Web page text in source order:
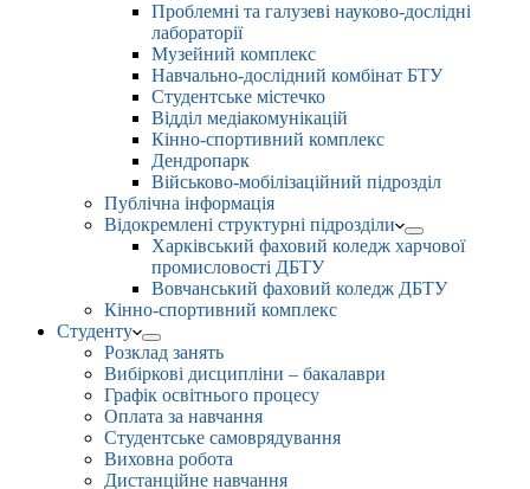
Проблемні та галузеві науково-дослідні
лабораторії
Музейний комплекс
Навчально-дослідний комбінат БТУ
Студентське містечко
Відділ медіакомунікацій
Кінно-спортивний комплекс
Дендропарк
Військово-мобілізаційний підрозділ
Публічна інформація
Відокремлені структурні підрозділи
Харківський фаховий коледж харчової
промисловості ДБТУ
Вовчанський фаховий коледж ДБТУ
Кінно-спортивний комплекс
Студенту
Розклад занять
Вибіркові дисципліни – бакалаври
Графік освітнього процесу
Оплата за навчання
Студентське самоврядування
Виховна робота
Дистанційне навчання